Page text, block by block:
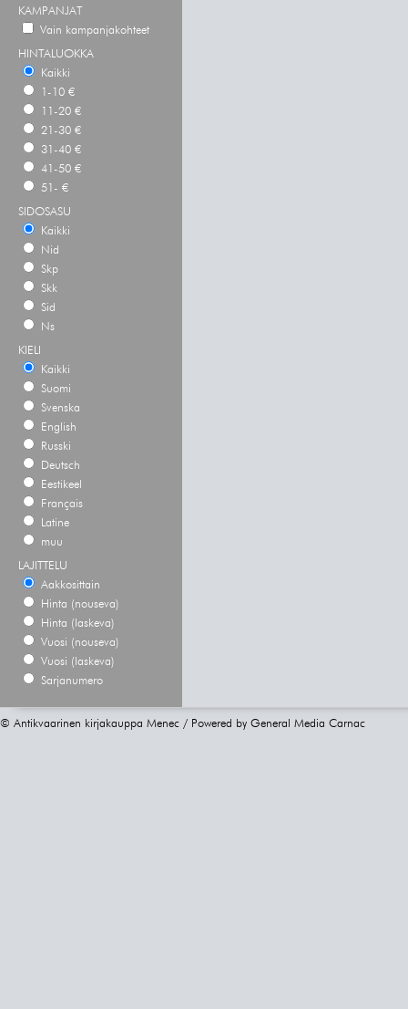
KAMPANJAT
Vain kampanjakohteet
HINTALUOKKA
Kaikki
1-10 €
11-20 €
21-30 €
31-40 €
41-50 €
51- €
SIDOSASU
Kaikki
Nid
Skp
Skk
Sid
Ns
KIELI
Kaikki
Suomi
Svenska
English
Russki
Deutsch
Eestikeel
Français
Latine
muu
LAJITTELU
Aakkosittain
Hinta (nouseva)
Hinta (laskeva)
Vuosi (nouseva)
Vuosi (laskeva)
Sarjanumero
© Antikvaarinen kirjakauppa Menec / Powered by General Media Carnac